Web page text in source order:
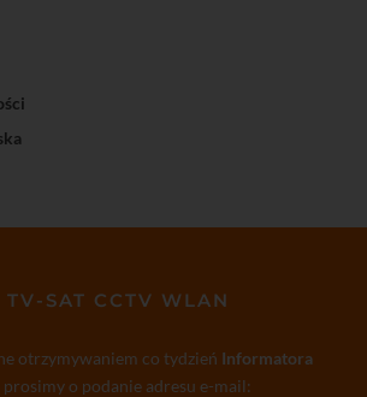
SAT CCTV WLAN
otrzymywaniem co tydzień Informatora
o podanie adresu e-mail: